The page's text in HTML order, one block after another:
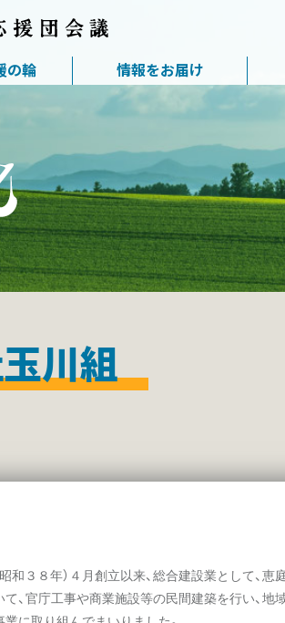
の輪 情報をお届け
川組
和３８年）４月創立以来、総合建設業として、恵
、官庁工事や商業施設等の民間建築を行い、地